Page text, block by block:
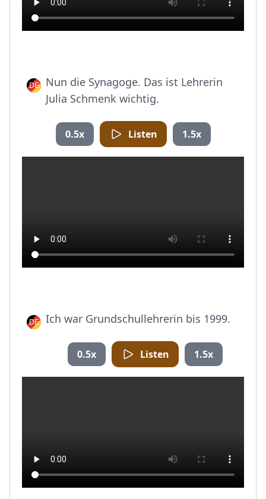
Nun die Synagoge. Das ist Lehrerin
Julia Schmenk wichtig.
0.5x Listen 1.5x
Ich war Grundschullehrerin bis 1999.
0.5x Listen 1.5x